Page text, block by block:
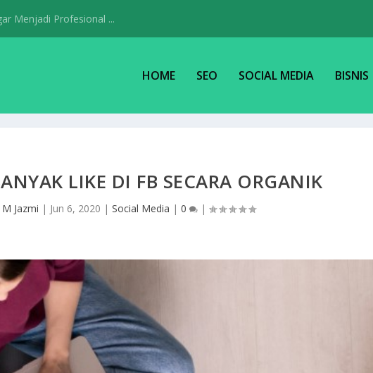
Menjadi Profesional ...
HOME SEO SOCIAL MEDIA BISNIS
LIKE DI FB SECARA ORGANIK
M Jazmi | Jun 6, 2020 |Social Media |0 |